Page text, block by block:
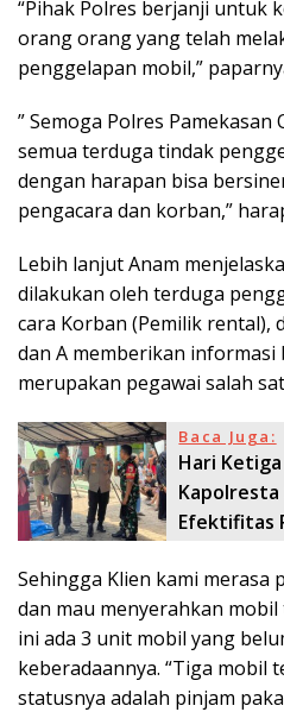
“Pihak Polres berjanji untuk
orang orang yang telah
penggelapan mobil,”
” Semoga Polres
semua terduga tindak
dengan harapan bisa
pengacara dan korban,”
Lebih lanjut Anam
dilakukan oleh terduga
cara Korban (Pemilik rental),
dan A memberikan informasi
merupakan pegawai salah
Baca Juga:
Hari Ketiga
Efektifitas
Sehingga Klien kami merasa
dan mau menyerahkan
ini ada 3 unit mobil yang
keberadaannya. “Tiga mobil
statusnya adalah pinjam